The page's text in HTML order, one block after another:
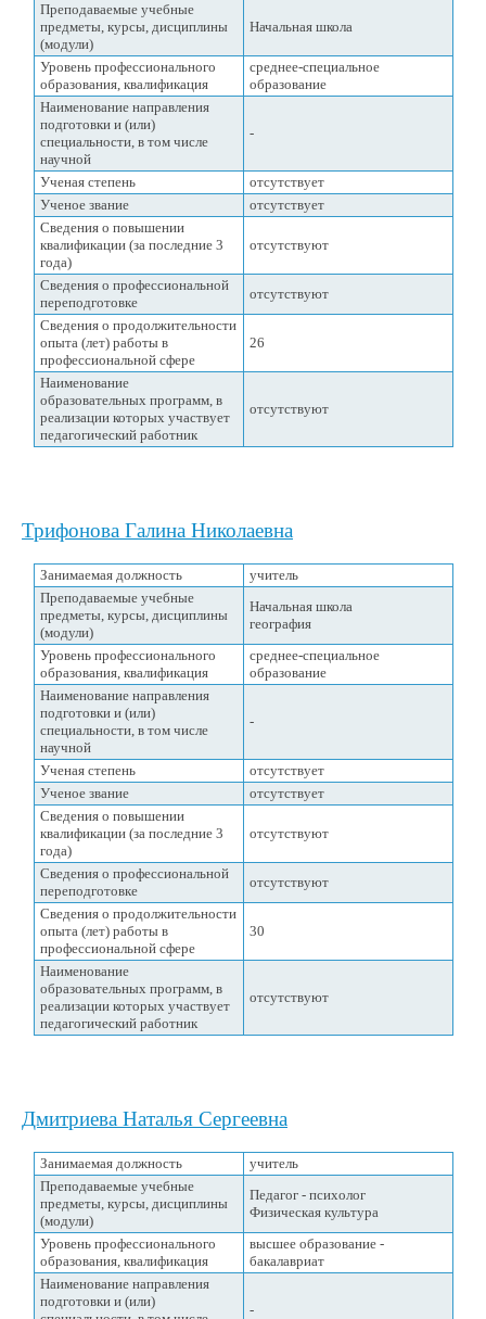
Преподаваемые учебные
предметы, курсы, дисциплины
(модули)
Начальная школа
Уровень профессионального
образования, квалификация
среднее-специальное
образование
Наименование направления
подготовки и (или)
специальности, в том числе
научной
-
Ученая степень
отсутствует
Ученое звание
отсутствует
Сведения о повышении
квалификации (за последние 3
года)
отсутствуют
Сведения о профессиональной
переподготовке
отсутствуют
Сведения о продолжительности
опыта (лет) работы в
профессиональной сфере
26
Наименование
образовательных программ, в
реализации которых участвует
педагогический работник
отсутствуют
Трифонова Галина Николаевна
Занимаемая должность
учитель
Преподаваемые учебные
предметы, курсы, дисциплины
(модули)
Начальная школа
география
Уровень профессионального
образования, квалификация
среднее-специальное
образование
Наименование направления
подготовки и (или)
специальности, в том числе
научной
-
Ученая степень
отсутствует
Ученое звание
отсутствует
Сведения о повышении
квалификации (за последние 3
года)
отсутствуют
Сведения о профессиональной
переподготовке
отсутствуют
Сведения о продолжительности
опыта (лет) работы в
профессиональной сфере
30
Наименование
образовательных программ, в
реализации которых участвует
педагогический работник
отсутствуют
Дмитриева Наталья Сергеевна
Занимаемая должность
учитель
Преподаваемые учебные
предметы, курсы, дисциплины
(модули)
Педагог - психолог
Физическая культура
Уровень профессионального
образования, квалификация
высшее образование -
бакалавриат
Наименование направления
подготовки и (или)
-